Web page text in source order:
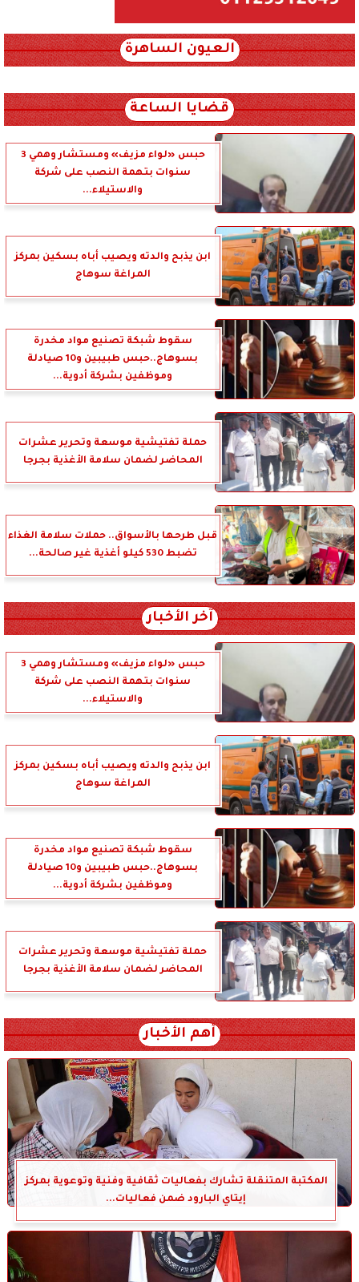
العيون الساهرة
قضايا الساعة
حبس «لواء مزيف» ومستشار وهمي 3
سنوات بتهمة النصب على شركة
والاستيلاء...
ابن يذبح والدته ويصيب أباه بسكين بمركز
المراغة سوهاج
سقوط شبكة تصنيع مواد مخدرة
بسوهاج..حبس طبيبين و10 صيادلة
وموظفين بشركة أدوية...
حملة تفتيشية موسعة وتحرير عشرات
المحاضر لضمان سلامة الأغذية بجرجا
قبل طرحها بالأسواق.. حملات سلامة الغذاء
تضبط 530 كيلو أغذية غير صالحة...
آخر الأخبار
حبس «لواء مزيف» ومستشار وهمي 3
سنوات بتهمة النصب على شركة
والاستيلاء...
ابن يذبح والدته ويصيب أباه بسكين بمركز
المراغة سوهاج
سقوط شبكة تصنيع مواد مخدرة
بسوهاج..حبس طبيبين و10 صيادلة
وموظفين بشركة أدوية...
حملة تفتيشية موسعة وتحرير عشرات
المحاضر لضمان سلامة الأغذية بجرجا
أهم الأخبار
المكتبة المتنقلة تشارك بفعاليات ثقافية وفنية وتوعوية بمركز
إيتاي البارود ضمن فعاليات...